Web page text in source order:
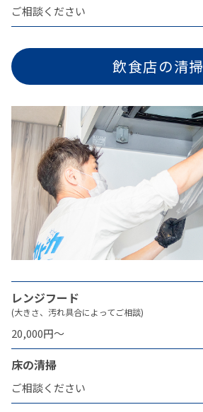
ご相談ください
飲食店の清掃
レンジフード
(大きさ、汚れ具合によってご相談)
20,000円〜
床の清掃
ご相談ください